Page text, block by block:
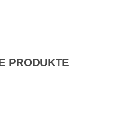
PRODUKTE